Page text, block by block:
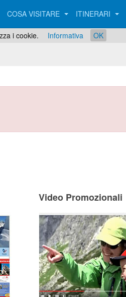
i cookie. Informativa OK
COSA VISITARE ITINERARI
Video Promozionali